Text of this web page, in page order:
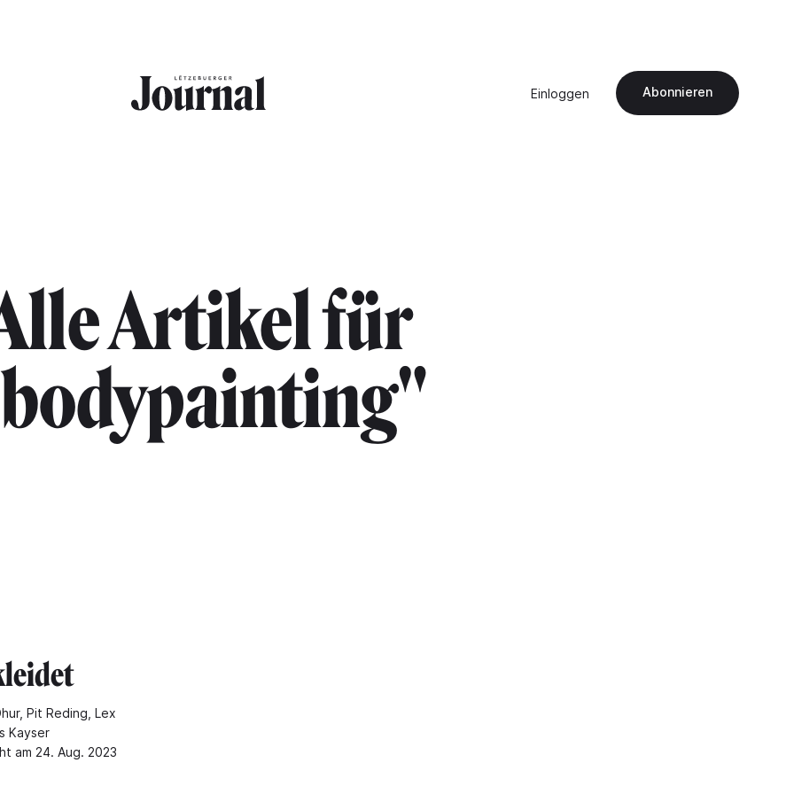
Einloggen Abonnieren
Artikel für
Pit Reding, Lex
Kayser
am 24. Aug. 2023